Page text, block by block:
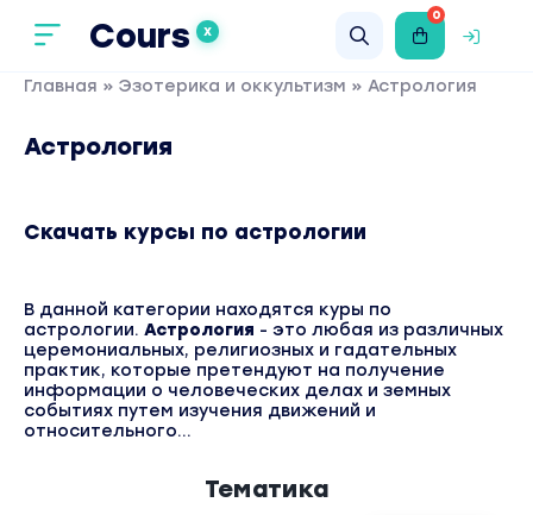
Cours X
0
Главная » Эзотерика и оккультизм » Астрология
Астрология
Скачать курсы по астрологии
В данной категории находятся куры по
астрологии. Астрология - это любая из различных
церемониальных, религиозных и гадательных
практик, которые претендуют на получение
информации о человеческих делах и земных
событиях путем изучения движений и
относительного...
Тематика